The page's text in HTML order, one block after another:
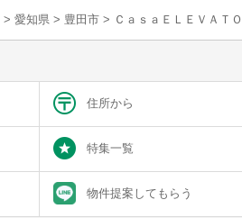
> 愛知県 > 豊田市 > ＣａｓａＥＬＥＶＡＴ
住所から
特集一覧
物件提案してもらう